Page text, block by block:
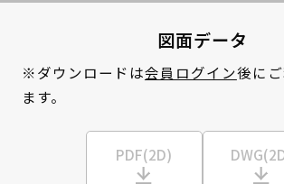
図面データ
※ダウンロードは会員ログイン後に
ます。
PDF(2D)